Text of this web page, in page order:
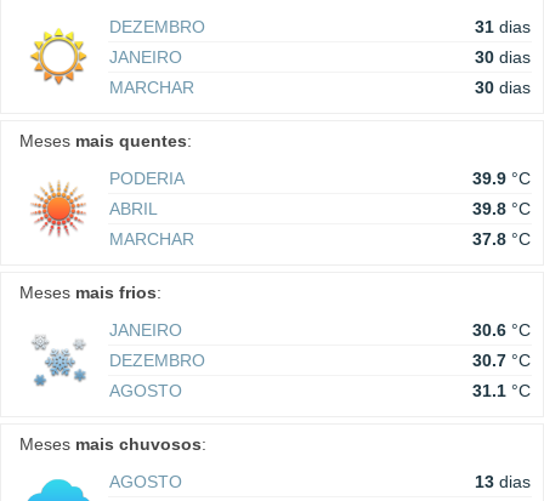
DEZEMBRO
31 dias
JANEIRO
30 dias
MARCHAR
30 dias
Meses mais quentes:
PODERIA
39.9 °C
ABRIL
39.8 °C
MARCHAR
37.8 °C
Meses mais frios:
JANEIRO
30.6 °C
DEZEMBRO
30.7 °C
AGOSTO
31.1 °C
Meses mais chuvosos:
AGOSTO
13 dias